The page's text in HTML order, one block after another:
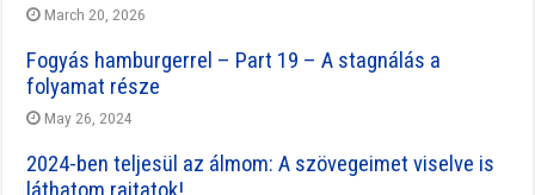
March 20, 2026
Fogyás hamburgerrel – Part 19 – A stagnálás a
folyamat része
May 26, 2024
2024-ben teljesül az álmom: A szövegeimet viselve is